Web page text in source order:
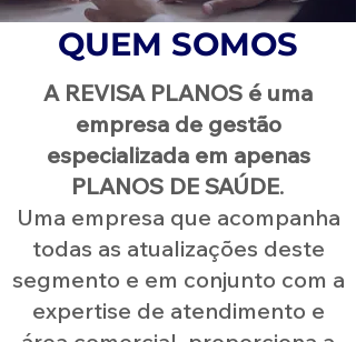
QUEM SOMOS
A REVISA PLANOS é uma
empresa de gestão
especializada em apenas
PLANOS DE SAÚDE.
Uma empresa que acompanha
todas as atualizações deste
segmento e em conjunto com a
expertise de atendimento e